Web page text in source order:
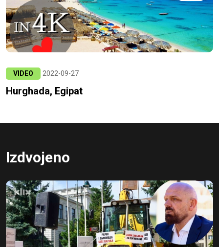
VIDEO 2022-09-27
Hurghada, Egipat
Izdvojeno